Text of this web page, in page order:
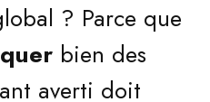
? Parce que
bien des
averti doit